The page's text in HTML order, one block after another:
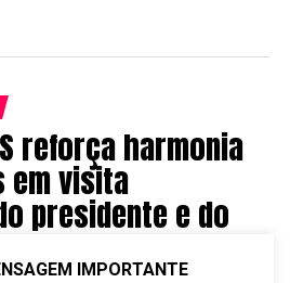
reforça harmonia
em visita
presidente e do
IMPORTANTE